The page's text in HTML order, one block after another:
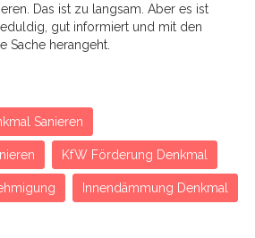
Das ist zu langsam. Aber es ist
gut informiert und mit den
Sache herangeht.
Sanieren
KfW Förderung Denkmal
Innendämmung Denkmal